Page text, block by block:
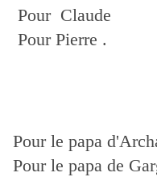
Pour Claude
Pour Pierre .
Pour le papa
Pour le papa de